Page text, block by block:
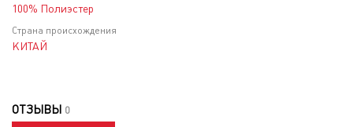
100% Полиэстер
Страна происхождения
КИТАЙ
ОТЗЫВЫ 0